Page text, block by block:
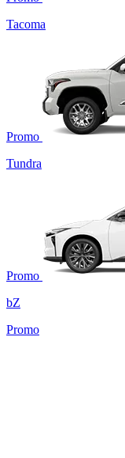
Tacoma
Promo
Tundra
Promo
bZ
Promo